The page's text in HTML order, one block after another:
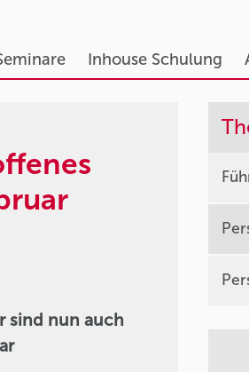
Inhouse Schulung
sind nun auch